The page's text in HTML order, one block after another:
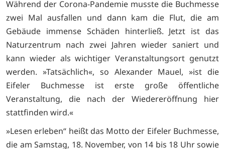
Während der Corona-Pandemie musste die Buchmesse
zwei Mal ausfallen und dann kam die Flut, die am
Gebäude immense Schäden hinterließ. Jetzt ist das
Naturzentrum nach zwei Jahren wieder saniert und
kann wieder als wichtiger Veranstaltungsort genutzt
werden. »Tatsächlich«, so Alexander Mauel, »ist die
Eifeler Buchmesse ist erste große öffentliche
Veranstaltung, die nach der Wiedereröffnung hier
stattfinden wird.«
»Lesen erleben“ heißt das Motto der Eifeler Buchmesse,
die am Samstag, 18. November, von 14 bis 18 Uhr sowie